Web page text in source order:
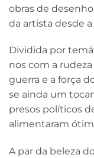
obras de
da artista desde
Dividida por
nos com a
guerra e a força
se ainda um
presos políticos
alimentaram
A par da beleza